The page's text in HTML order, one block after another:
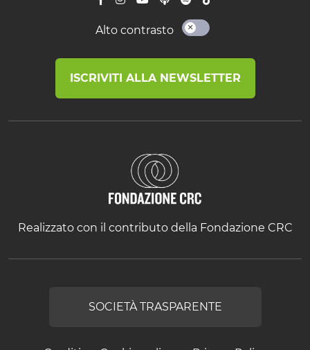
Alto contrasto
ISCRIVITI ALLA NEWSLETTER
Realizzato con il contributo della Fondazione CRC
SOCIETÀ TRASPARENTE